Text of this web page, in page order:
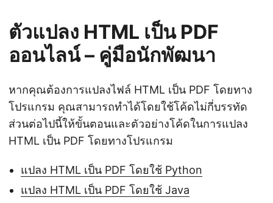
ตัวแปลง HTML เป็น PDF
ออนไลน์ – คู่มือนักพัฒนา
หากคุณต้องการแปลงไฟล์ HTML เป็น PDF โดยทาง
โปรแกรม คุณสามารถทำได้โดยใช้โค้ดไม่กี่บรรทัด
ส่วนต่อไปนี้ให้ขั้นตอนและตัวอย่างโค้ดในการแปลง
HTML เป็น PDF โดยทางโปรแกรม
แปลง HTML เป็น PDF โดยใช้ Python
แปลง HTML เป็น PDF โดยใช้ Java